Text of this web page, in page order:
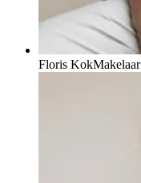
Floris KokMakelaar